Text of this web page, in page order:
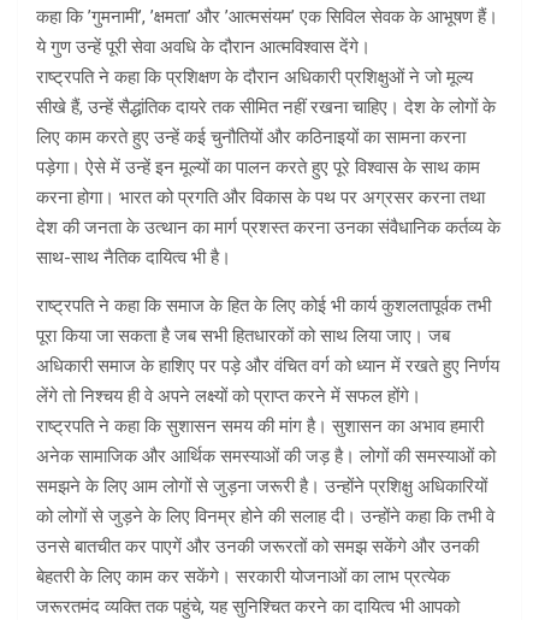
कहा कि ’गुमनामी’, ’क्षमता’ और ’आत्मसंयम’ एक सिविल सेवक के आभूषण हैं।
ये गुण उन्हें पूरी सेवा अवधि के दौरान आत्मविश्वास देंगे।
राष्ट्रपति ने कहा कि प्रशिक्षण के दौरान अधिकारी प्रशिक्षुओं ने जो मूल्य
सीखे हैं, उन्हें सैद्धांतिक दायरे तक सीमित नहीं रखना चाहिए। देश के लोगों के
लिए काम करते हुए उन्हें कई चुनौतियों और कठिनाइयों का सामना करना
पड़ेगा। ऐसे में उन्हें इन मूल्यों का पालन करते हुए पूरे विश्वास के साथ काम
करना होगा। भारत को प्रगति और विकास के पथ पर अग्रसर करना तथा
देश की जनता के उत्थान का मार्ग प्रशस्त करना उनका संवैधानिक कर्तव्य के
साथ-साथ नैतिक दायित्व भी है।
राष्ट्रपति ने कहा कि समाज के हित के लिए कोई भी कार्य कुशलतापूर्वक तभी
पूरा किया जा सकता है जब सभी हितधारकों को साथ लिया जाए। जब
अधिकारी समाज के हाशिए पर पड़े और वंचित वर्ग को ध्यान में रखते हुए निर्णय
लेंगे तो निश्चय ही वे अपने लक्ष्यों को प्राप्त करने में सफल होंगे।
राष्ट्रपति ने कहा कि सुशासन समय की मांग है। सुशासन का अभाव हमारी
अनेक सामाजिक और आर्थिक समस्याओं की जड़ है। लोगों की समस्याओं को
समझने के लिए आम लोगों से जुड़ना जरूरी है। उन्होंने प्रशिक्षु अधिकारियों
को लोगों से जुड़ने के लिए विनम्र होने की सलाह दी। उन्होंने कहा कि तभी वे
उनसे बातचीत कर पाएगें और उनकी जरूरतों को समझ सकेंगे और उनकी
बेहतरी के लिए काम कर सकेंगे। सरकारी योजनाओं का लाभ प्रत्येक
जरूरतमंद व्यक्ति तक पहुंचे, यह सुनिश्चित करने का दायित्व भी आपको